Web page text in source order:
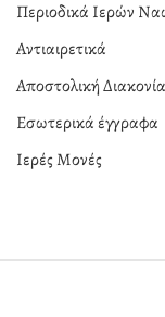
Περιοδικά Ιερών
Αντιαιρετικά
Αποστολική Διακονία
Εσωτερικά έγγραφα
Ιερές Μονές